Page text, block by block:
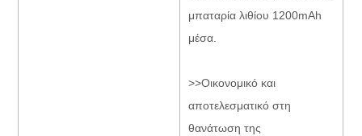
μπαταρία λιθίου 1200mAh
μέσα.
>>Οικονομικό και
αποτελεσματικό στη
θανάτωση της